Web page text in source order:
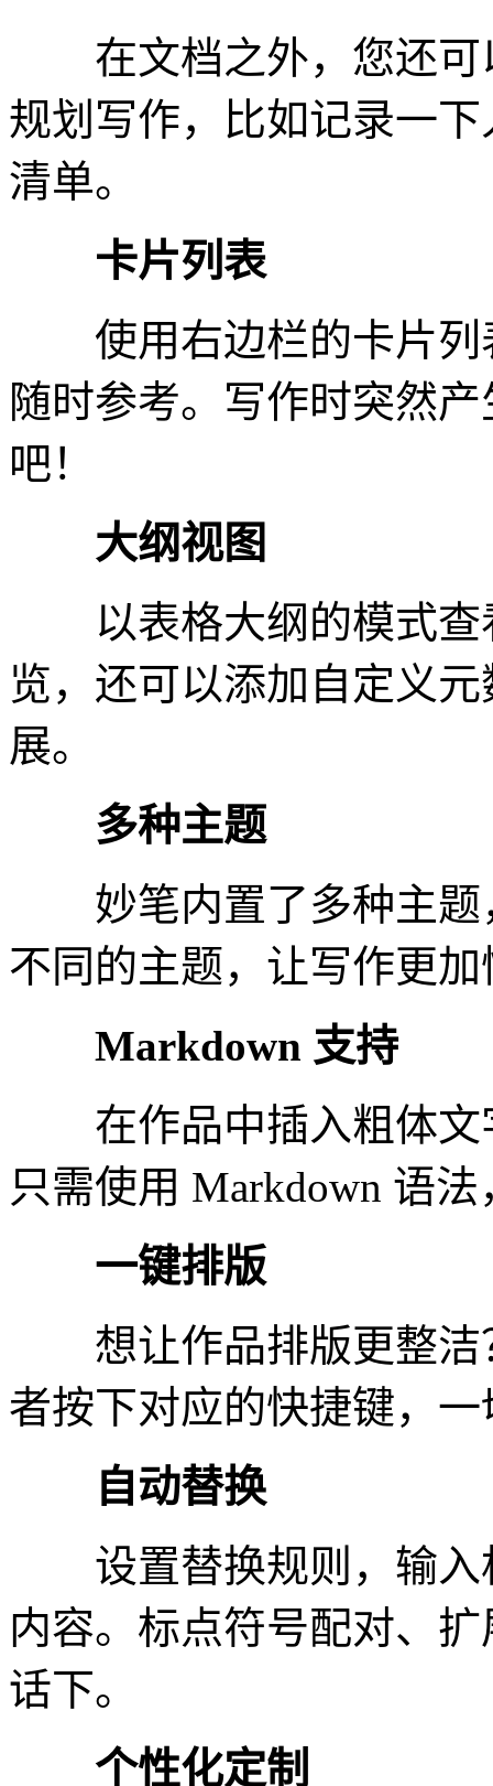
在文档之外，您还可
规划写作，比如记录一
清单。
卡片列表
使用右边栏的卡片列
随时参考。写作时突然
吧！
大纲视图
以表格大纲的模式查
览，还可以添加自定义
展。
多种主题
妙笔内置了多种主题
不同的主题，让写作更加
Markdown 支持
在作品中插入粗体文
只需使用 Markdown 语
一键排版
想让作品排版更整洁
者按下对应的快捷键，
自动替换
设置替换规则，输入
内容。标点符号配对、
话下。
个性化定制